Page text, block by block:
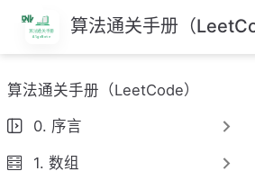
跳
至
主
要
內
容
算法通关手册（
算法通关手册（LeetCode）
0. 序言
1. 数组